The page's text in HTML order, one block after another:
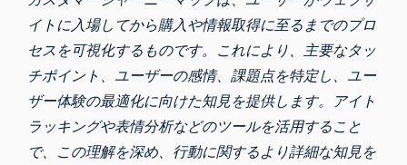
イトに入場してから購入や情報取得に至るまでのプロ
セスを可視化するものです。これにより、主要なタッ
チポイント、ユーザーの感情、課題点を特定し、ユー
ザー体験の最適化に向けた知見を提供します。アイト
ラッキングや表情分析などのツールを活用すること
で、この理解を深め、行動に関するより詳細な知見を